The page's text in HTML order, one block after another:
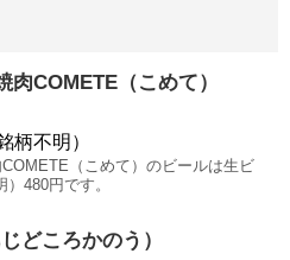
肉COMETE（こめて）
柄不明）
（こめて）のビールは生ビ
480円です。
どころかのう）